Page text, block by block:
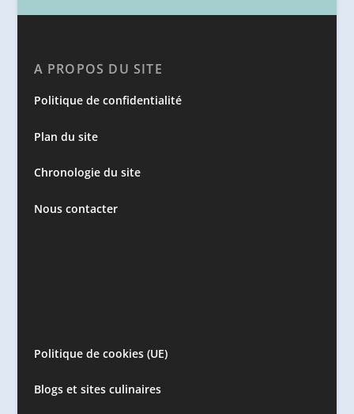
A PROPOS DU SITE
Politique de confidentialité
Plan du site
Chronologie du site
Nous contacter
Politique de cookies (UE)
Blogs et sites culinaires